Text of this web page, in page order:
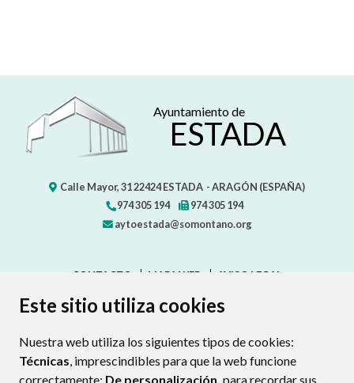
Este sitio utiliza cookies
Nuestra web utiliza los siguientes tipos de cookies:
Técnicas, imprescindibles para que la web funcione
correctamente; De personalización, para recordar sus
Ayuntamiento de
ESTADA
Calle Mayor, 3122424ESTADA - ARAGÓN (ESPAÑA)
974 305 194
974 305 194
aytoestada@somontano.org
CONTACTO MAPA WEB
AVISO LEGAL
PROTECCIÓN DE DATOS
POLÍTICA DE COOKIES